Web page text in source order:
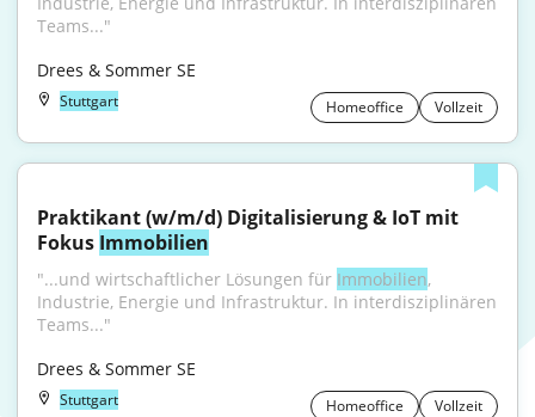
Teams..."
Drees & Sommer SE
Stuttgart Homeoffice Vollzeit
Praktikant (w/m/d) Digitalisierung & IoT mit
Fokus Immobilien
"...und wirtschaftlicher Lösungen für Immobilien,
Industrie, Energie und Infrastruktur. In interdisziplinären
Teams..."
Drees & Sommer SE
Stuttgart Homeoffice Vollzeit